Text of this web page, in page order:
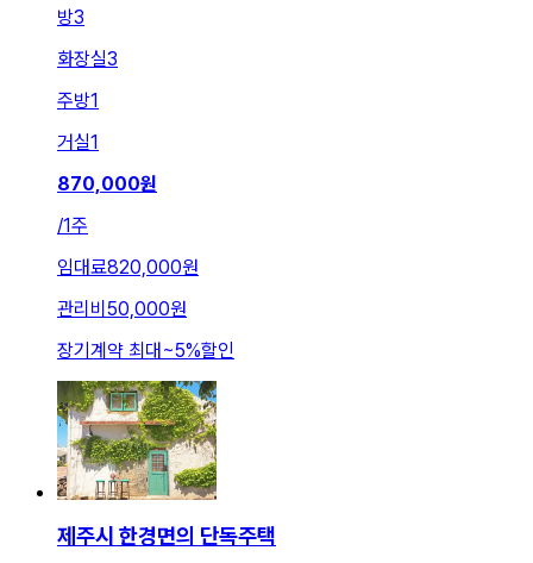
방3
화장실3
주방1
거실1
870,000원
/1주
임대료820,000원
관리비 50,000원
장기계약 최대 ~5%할인
제주시 한경면의 단독주택